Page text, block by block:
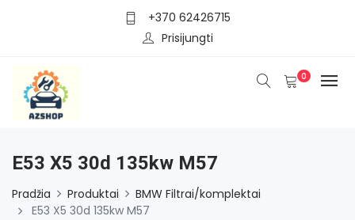
+370 62426715
Prisijungti
0
E53 X5 30d 135kw M57
Pradžia Produktai
BMW Filtrai/komplektai
E53 X5 30d 135kw M57